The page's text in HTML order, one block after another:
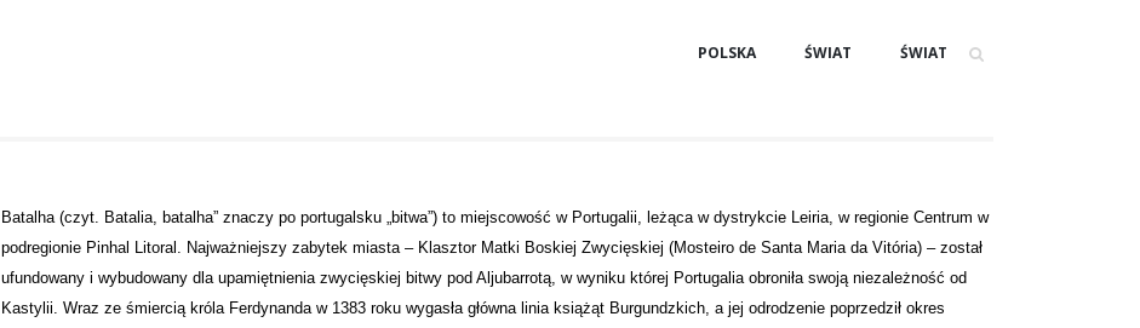
POLSKA ŚWIAT ŚWIAT
Batalha (czyt. Batalia, batalha” znaczy po portugalsku „bitwa”) to miejscowość w Portugalii, leżąca w dystrykcie Leiria, w regionie Centrum w
podregionie Pinhal Litoral. Najważniejszy zabytek miasta – Klasztor Matki Boskiej Zwycięskiej (Mosteiro de Santa Maria da Vitória) – został
ufundowany i wybudowany dla upamiętnienia zwycięskiej bitwy pod Aljubarrotą, w wyniku której Portugalia obroniła swoją niezależność od
Kastylii. Wraz ze śmiercią króla Ferdynanda w 1383 roku wygasła główna linia książąt Burgundzkich, a jej odrodzenie poprzedził okres